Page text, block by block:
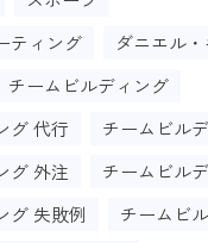
ティング
ダニエル
チームビルディング
グ 代行
チームビル
グ 外注
チームビル
グ 失敗例
チームビ